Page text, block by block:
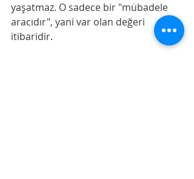
yaşatmaz. O sadece bir "mübadele
aracıdır", yani var olan değeri
itibaridir.